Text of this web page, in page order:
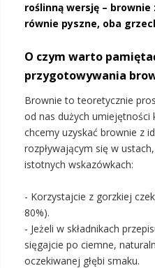
roślinną wersję –
równie pyszne, oba
O czym warto
przygotowywania
Brownie to teoretycznie
od nas dużych umiejętności
chcemy uzyskać brownie z
rozpływającym się w
istotnych wskazówkach:
- Korzystajcie z gorzkiej
80%).
- Jeżeli w składnikach
sięgajcie po ciemne,
oczekiwanej głębi smaku.